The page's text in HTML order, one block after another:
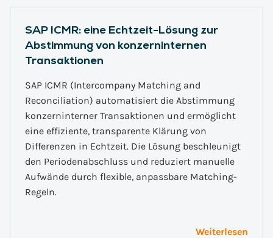
SAP ICMR: eine Echtzeit-Lösung zur
Abstimmung von konzerninternen
Transaktionen
SAP ICMR (Intercompany Matching and
Reconciliation) automatisiert die Abstimmung
konzerninterner Transaktionen und ermöglicht
eine effiziente, transparente Klärung von
Differenzen in Echtzeit. Die Lösung beschleunigt
den Periodenabschluss und reduziert manuelle
Aufwände durch flexible, anpassbare Matching-
Regeln.
Weiterlesen